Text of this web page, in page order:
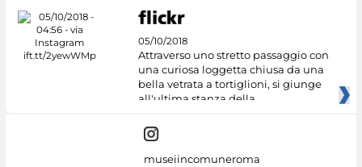
05/10/2018
Attraverso uno stretto passaggio con
una curiosa loggetta chiusa da una
bella vetrata a tortiglioni, si giunge
all'ultima stanza della
museiincomuneroma